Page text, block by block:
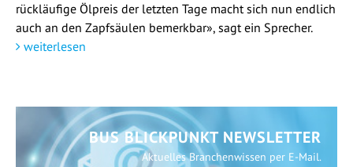
rückläufige Ölpreis der letzten Tage macht sich nun endlich
auch an den Zapfsäulen bemerkbar», sagt ein Sprecher.
weiterlesen
BUS BLICKPUNKT NEWSLETTER
Aktuelles Branchenwissen per E-Mail.